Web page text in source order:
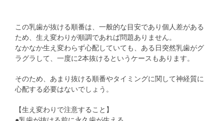
この乳歯が抜ける順番は、一般的な目安であり個人差がある
ため、生え変わりが順調であれば問題ありません。
なかなか生え変わらず心配していても、ある日突然乳歯がグ
ラグラして、一度に2本抜けるというケースもあります。
そのため、あまり抜ける順番やタイミングに関して神経質に
心配する必要はないでしょう。
【生え変わりで注意すること】